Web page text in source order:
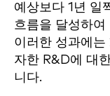
예상보다 1년 일
흐름을 달성하
이러한 성과에
자한 R&D에 대
니다.